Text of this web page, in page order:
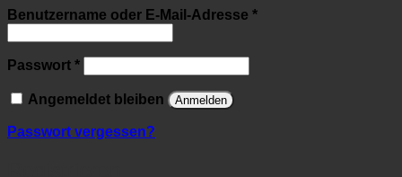
Benutzername oder E-Mail-Adresse *Erforderlich
Passwort *Erforderlich
Angemeldet bleiben Anmelden
Passwort vergessen?